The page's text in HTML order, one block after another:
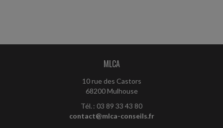
MLCA
10 rue des Castors
68200 Mulhouse
Tél. : 03 89 33 43 80
contact@mlca-conseils.fr